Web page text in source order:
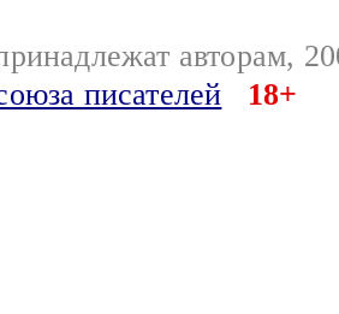
авторам,
писателей
18+